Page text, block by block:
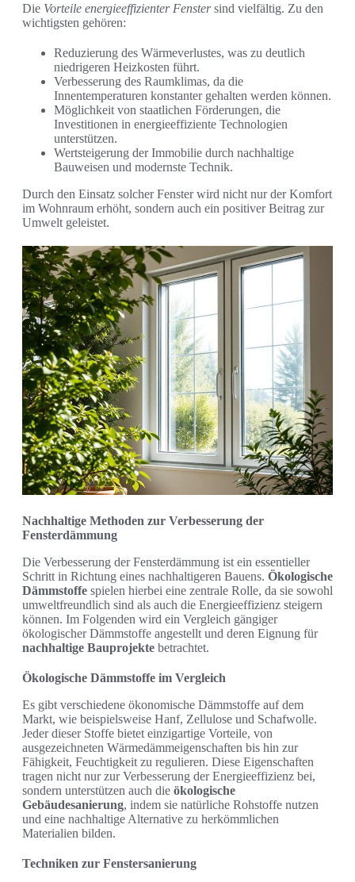
Die Vorteile energieeffizienter Fenstersind vielfältig. Zu den
wichtigsten gehören:
Reduzierung des Wärmeverlustes, was zu deutlich
niedrigeren Heizkosten führt.
Verbesserung des Raumklimas, da die
Innentemperaturen konstanter gehalten werden können.
Möglichkeit von staatlichen Förderungen, die
Investitionen in energieeffiziente Technologien
unterstützen.
Wertsteigerung der Immobilie durch nachhaltige
Bauweisen und modernste Technik.
Durch den Einsatz solcher Fenster wird nicht nur der Komfort
im Wohnraum erhöht, sondern auch ein positiver Beitrag zur
Umwelt geleistet.
Nachhaltige Methoden zur Verbesserung der
Fensterdämmung
Die Verbesserung der Fensterdämmung ist ein essentieller
Schritt in Richtung eines nachhaltigeren Bauens. Ökologische
Dämmstoffe spielen hierbei eine zentrale Rolle, da sie sowohl
umweltfreundlich sind als auch die Energieeffizienz steigern
können. Im Folgenden wird ein Vergleich gängiger
ökologischer Dämmstoffe angestellt und deren Eignung für
nachhaltige Bauprojekte betrachtet.
Ökologische Dämmstoffe im Vergleich
Es gibt verschiedene ökonomische Dämmstoffe auf dem
Markt, wie beispielsweise Hanf, Zellulose und Schafwolle.
Jeder dieser Stoffe bietet einzigartige Vorteile, von
ausgezeichneten Wärmedämmeigenschaften bis hin zur
Fähigkeit, Feuchtigkeit zu regulieren. Diese Eigenschaften
tragen nicht nur zur Verbesserung der Energieeffizienz bei,
sondern unterstützen auch die ökologische
Gebäudesanierung, indem sie natürliche Rohstoffe nutzen
und eine nachhaltige Alternative zu herkömmlichen
Materialien bilden.
Techniken zur Fenstersanierung